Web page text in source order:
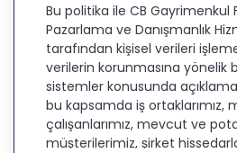
Bu politika ile CB Gayrimenkul
Pazarlama ve Danışmanlık
tarafından kişisel verileri
verilerin korunmasına yönelik
sistemler konusunda
bu kapsamda iş ortaklarımız,
çalışanlarımız, mevcut ve
müşterilerimiz, şirket